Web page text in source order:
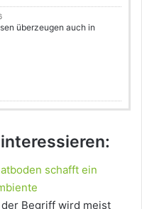
überzeugen auch in
schafft ein
Begriff wird meist